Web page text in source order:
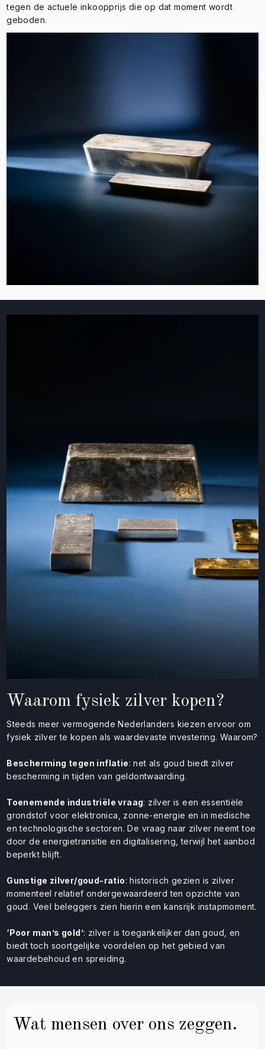
tegen de actuele inkoopprijs die op dat moment wordt
geboden.
Waarom fysiek zilver kopen?
Steeds meer vermogende Nederlanders kiezen ervoor om
fysiek zilver te kopen als waardevaste investering. Waarom?
Bescherming tegen inflatie: net als goud biedt zilver
bescherming in tijden van geldontwaarding.
Toenemende industriële vraag: zilver is een essentiële
grondstof voor elektronica, zonne-energie en in medische
en technologische sectoren. De vraag naar zilver neemt toe
door de energietransitie en digitalisering, terwijl het aanbod
beperkt blijft.
Gunstige zilver/goud-ratio: historisch gezien is zilver
momenteel relatief ondergewaardeerd ten opzichte van
goud. Veel beleggers zien hierin een kansrijk instapmoment.
‘Poor man’s gold’: zilver is toegankelijker dan goud, en
biedt toch soortgelijke voordelen op het gebied van
waardebehoud en spreiding.
Wat mensen over ons zeggen.